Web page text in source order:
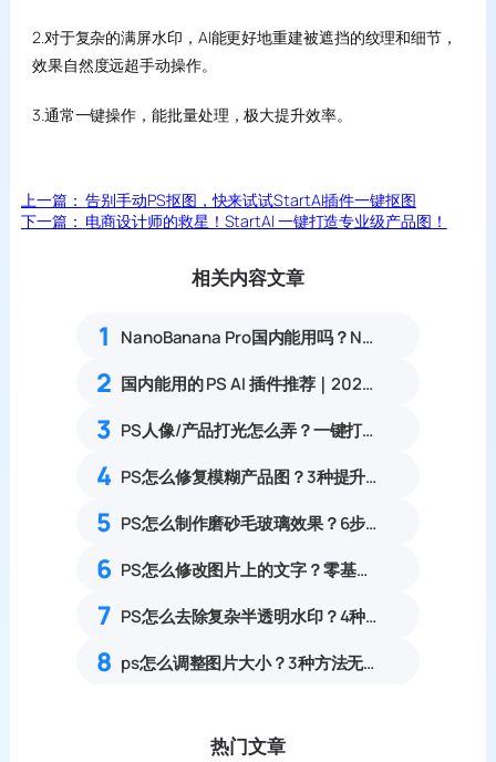
2.对于复杂的满屏水印，AI能更好地重建被遮挡的纹理和细节，
效果自然度远超手动操作。
3.通常一键操作，能批量处理，极大提升效率。
上一篇： 告别手动PS抠图，快来试试StartAI插件一键抠图
下一篇： 电商设计师的救星！StartAI 一键打造专业级产品图！​
相关内容文章
1 NanoBanana Pro国内能用吗？Nano banana使用教程
2 国内能用的 PS AI 插件推荐｜2026 4款AI插件最新实测
3 PS人像/产品打光怎么弄？一键打造高级自然光影
4 PS怎么修复模糊产品图？3种提升清晰度技巧
5 PS怎么制作磨砂毛玻璃效果？6步零基础做出高级通透磨砂质感教程
6 PS怎么修改图片上的文字？零基础无痕替换文字完整实操教程
7 PS怎么去除复杂半透明水印？4种无痕方法99%精准去除透明水印教程
8 ps怎么调整图片大小？3种方法无损放大插件教程
热门文章